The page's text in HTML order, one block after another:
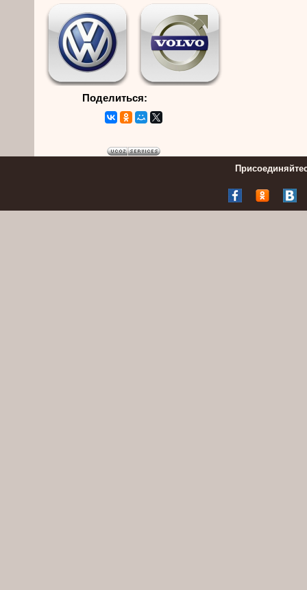
Поделиться: